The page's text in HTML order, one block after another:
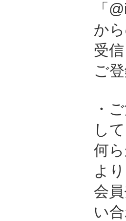
「
か
受
ご
・
し
何
よ
会
い